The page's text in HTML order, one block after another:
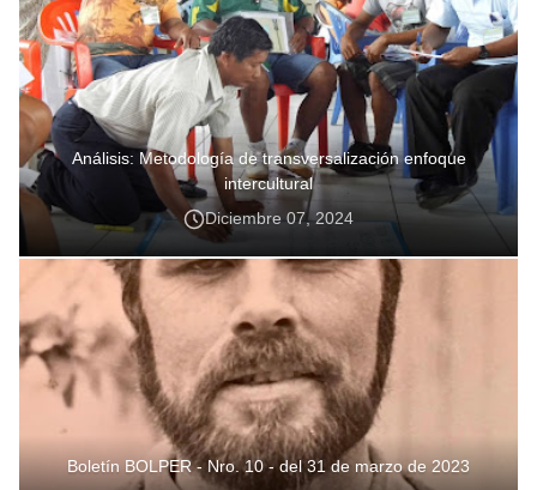
Análisis: Metodología de transversalización enfoque
intercultural
Diciembre 07, 2024
Boletín BOLPER - Nro. 10 - del 31 de marzo de 2023